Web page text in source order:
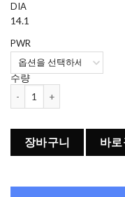
DIA
14.1
PWR
수량
장바구니 바로